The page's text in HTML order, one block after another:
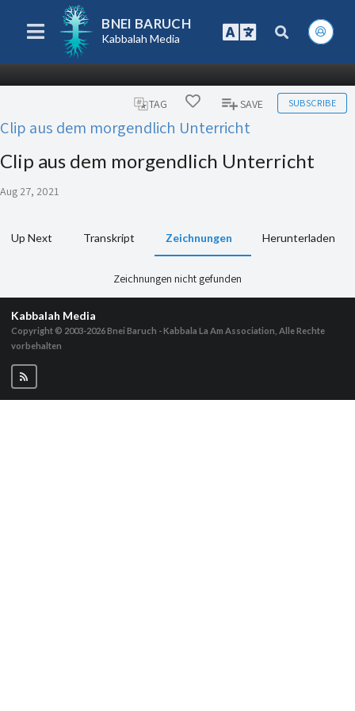
BNEI BARUCH
Kabbalah Media
TAG SAVE SUBSCRIBE
Clip aus dem morgendlich Unterricht
Clip aus dem morgendlich Unterricht
Aug 27, 2021
Up Next Transkript Zeichnungen Herunterladen
Zeichnungen nicht gefunden
Kabbalah Media
Copyright © 2003-2026Bnei Baruch - Kabbala La Am Association, Alle Rechte
vorbehalten